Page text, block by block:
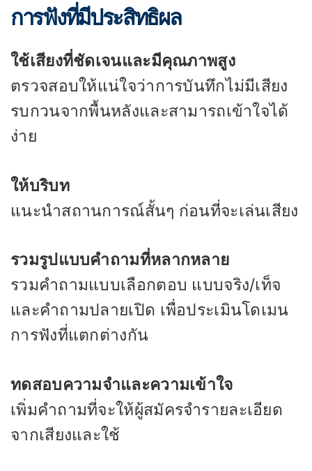
การฟังที่มีประสิทธิผล
ใช้เสียงที่ชัดเจนและมีคุณภาพสูง
ตรวจสอบให้แน่ใจว่าการบันทึกไม่มีเสียง
รบกวนจากพื้นหลังและสามารถเข้าใจได้
ง่าย
ให้บริบท
แนะนำสถานการณ์สั้นๆ ก่อนที่จะเล่นเสียง
รวมรูปแบบคำถามที่หลากหลาย
รวมคำถามแบบเลือกตอบ แบบจริง/เท็จ
และคำถามปลายเปิด เพื่อประเมินโดเมน
การฟังที่แตกต่างกัน
ทดสอบความจำและความเข้าใจ
เพิ่มคำถามที่จะให้ผู้สมัครจำรายละเอียด
จากเสียงและใช้